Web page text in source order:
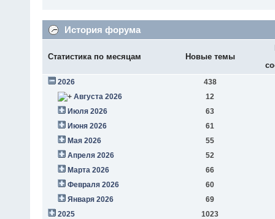
История форума
Статистика по месяцам Новые темы
2026
438
Августа 2026
12
Июля 2026
63
Июня 2026
61
Мая 2026
55
Апреля 2026
52
Марта 2026
66
Февраля 2026
60
Января 2026
69
2025
1023